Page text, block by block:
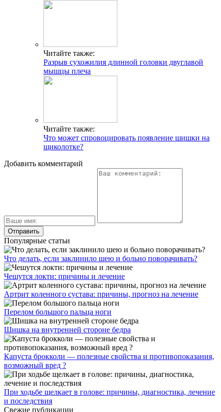
Читайте также:
Разрыв сухожилия длинной головки двуглавой
мышцы плеча
Читайте также:
Что может спровоцировать появление шишки на
щиколотке?
Добавить комментарий
Популярные статьи
Что делать, если заклинило шею и больно поворачивать?
Чешутся локти: причины и лечение
Артрит коленного сустава: причины, прогноз на лечение
Перелом большого пальца ноги
Шишка на внутренней стороне бедра
Капуста брокколи — полезные свойства и противопоказания,
возможный вред ?
При ходьбе щелкает в голове: причины, диагностика, лечение
и последствия
Свежие публикации